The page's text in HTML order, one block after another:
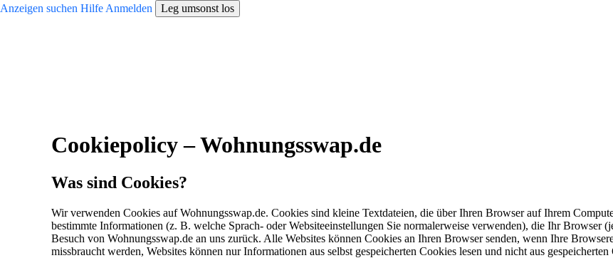
Anzeigen suchen Hilfe Anmelden Leg umsonst los
Cookiepolicy – Wohnungsswap.de
Was sind Cookies?
Wir verwenden Cookies auf Wohnungsswap.de. Cookies sind kleine Textdateien, die über Ihren Browser auf Ihrem
bestimmte Informationen (z. B. welche Sprach- oder Websiteeinstellungen Sie normalerweise verwenden), die Ihr Browser
Besuch von Wohnungsswap.de an uns zurück. Alle Websites können Cookies an Ihren Browser senden, wenn Ihre
missbraucht werden, Websites können nur Informationen aus selbst gespeicherten Cookies lesen und nicht aus